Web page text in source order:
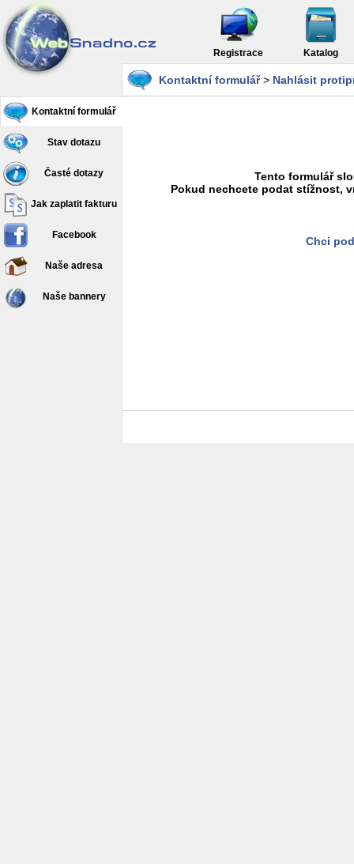
Registrace Katalog
Kontaktní formulář
Stav dotazu
Časté dotazy
Jak zaplatit fakturu
Facebook
Naše adresa
Naše bannery
Kontaktní formulář> Nahlásit
Tento formulář
Pokud nechcete podat stížnost,
Chci